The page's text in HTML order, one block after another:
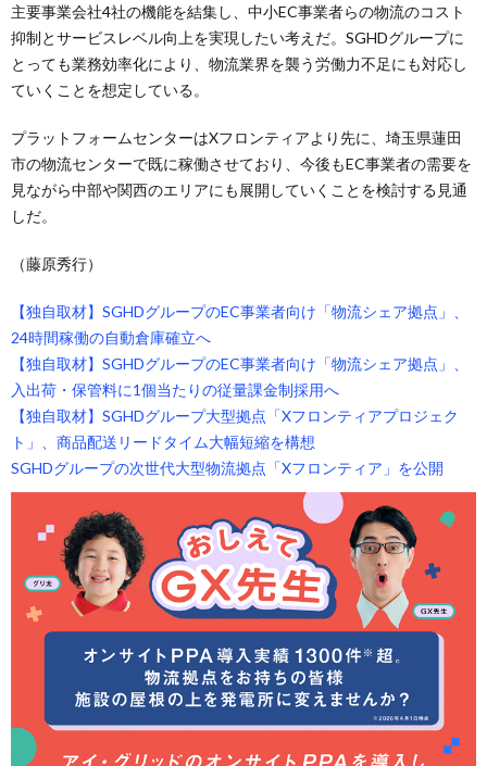
主要事業会社4社の機能を結集し、中小EC事業者らの物流のコスト
抑制とサービスレベル向上を実現したい考えだ。SGHDグループに
とっても業務効率化により、物流業界を襲う労働力不足にも対応し
ていくことを想定している。
プラットフォームセンターはXフロンティアより先に、埼玉県蓮田
市の物流センターで既に稼働させており、今後もEC事業者の需要を
見ながら中部や関西のエリアにも展開していくことを検討する見通
しだ。
（藤原秀行）
【独自取材】SGHDグループのEC事業者向け「物流シェア拠点」、
24時間稼働の自動倉庫確立へ
【独自取材】SGHDグループのEC事業者向け「物流シェア拠点」、
入出荷・保管料に1個当たりの従量課金制採用へ
【独自取材】SGHDグループ大型拠点「Xフロンティアプロジェク
ト」、商品配送リードタイム大幅短縮を構想
SGHDグループの次世代大型物流拠点「Xフロンティア」を公開